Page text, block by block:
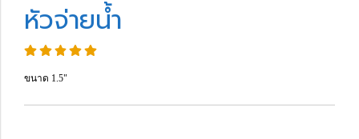
หัวจ่ายน้ำ
ขนาด 1.5"